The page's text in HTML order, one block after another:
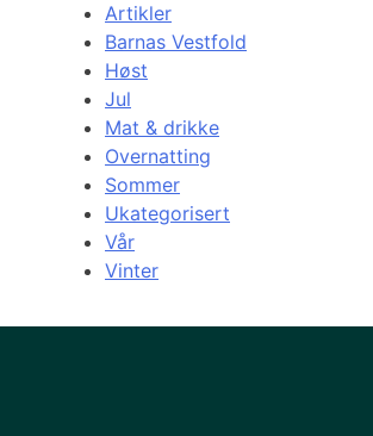
Artikler
Barnas Vestfold
Høst
Jul
Mat & drikke
Overnatting
Sommer
Ukategorisert
Vår
Vinter